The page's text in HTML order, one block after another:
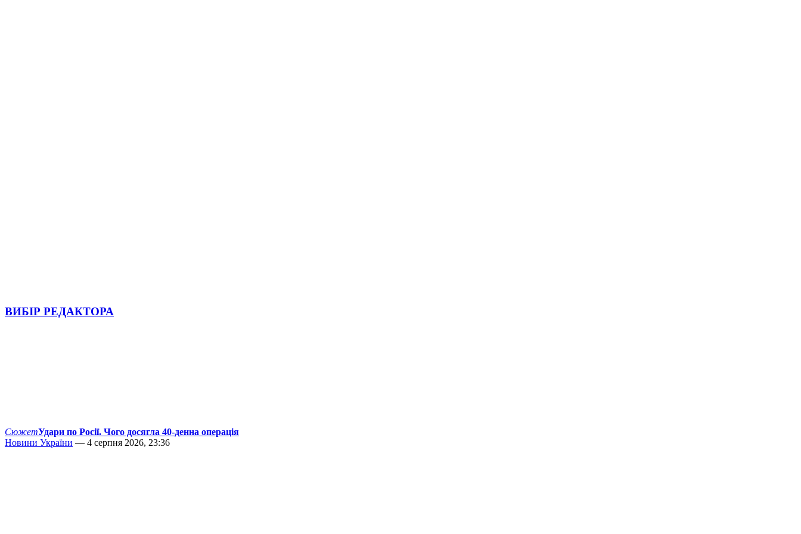
ВИБІР РЕДАКТОРА
СюжетУдари по Росії. Чого досягла 40-денна операція
Новини України — 4 серпня 2026, 23:36